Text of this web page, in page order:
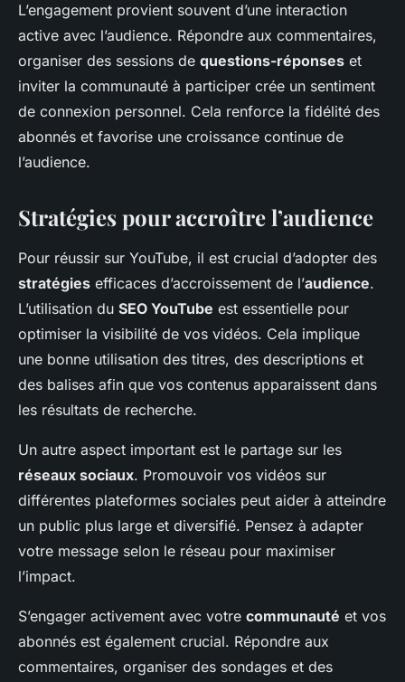
L’engagement provient souvent d’une interaction
active avec l’audience. Répondre aux commentaires,
organiser des sessions de questions-réponses et
inviter la communauté à participer crée un sentiment
de connexion personnel. Cela renforce la fidélité des
abonnés et favorise une croissance continue de
l’audience.
Stratégies pour accroître l’audience
Pour réussir sur YouTube, il est crucial d’adopter des
stratégies efficaces d’accroissement de l’audience.
L’utilisation du SEO YouTube est essentielle pour
optimiser la visibilité de vos vidéos. Cela implique
une bonne utilisation des titres, des descriptions et
des balises afin que vos contenus apparaissent dans
les résultats de recherche.
Un autre aspect important est le partage sur les
réseaux sociaux. Promouvoir vos vidéos sur
différentes plateformes sociales peut aider à atteindre
un public plus large et diversifié. Pensez à adapter
votre message selon le réseau pour maximiser
l’impact.
S’engager activement avec votre communauté et vos
abonnés est également crucial. Répondre aux
commentaires, organiser des sondages et des